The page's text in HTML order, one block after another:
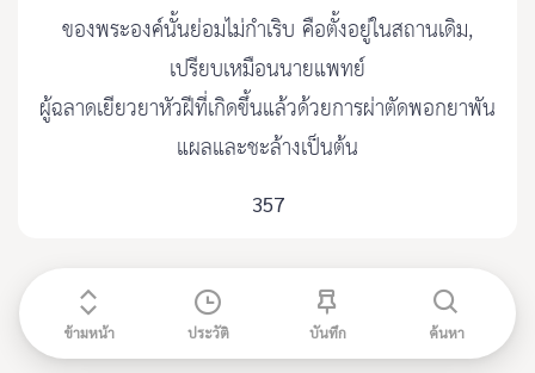
ของพระองค์นั้นย่อมไม่กำเริบ คือตั้งอยู่ในสถานเดิม,
เปรียบเหมือนนายแพทย์
ผู้ฉลาดเยียวยาหัวฝีที่เกิดขึ้นแล้วด้วยการผ่าตัดพอกยาพัน
แผลและชะล้างเป็นต้น
357
ข้ามหน้า ประวัติ บันทึก ค้นหา